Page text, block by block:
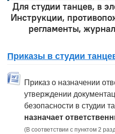
Для студии танцев, в
Инструкции,
регламенты,
Приказы в студии
Приказ о назначении
утверждении
безопасности в студии
назначает
(В соответствии с пунктом 2